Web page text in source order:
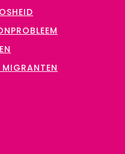
MIGRANTEN